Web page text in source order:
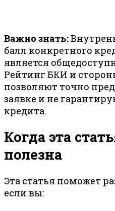
Важно знать:
балл конкретного
является
Рейтинг БКИ и
позволяют точно
заявке и не
кредита.
Когда эта
полезна
Эта статья поможет
если вы: